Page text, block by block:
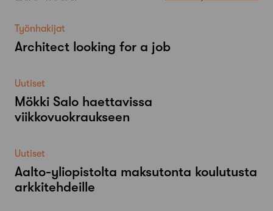
Työnhakijat
Architect looking for a job
Uutiset
Mökki Salo haettavissa
viikkovuokraukseen
Uutiset
Aalto-​yliopistolta maksutonta koulutusta
arkkitehdeille